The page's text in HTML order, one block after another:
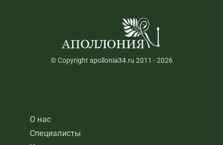
© Copyright apollonia34.ru 2011 - 2026
О нас
Специалисты